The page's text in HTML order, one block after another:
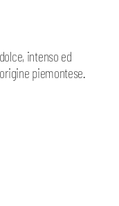
intenso ed
piemontese.